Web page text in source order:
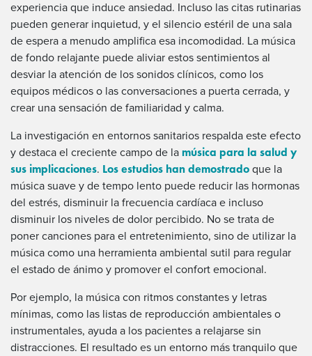
experiencia que induce ansiedad. Incluso las citas rutinarias
pueden generar inquietud, y el silencio estéril de una sala
de espera a menudo amplifica esa incomodidad. La música
de fondo relajante puede aliviar estos sentimientos al
desviar la atención de los sonidos clínicos, como los
equipos médicos o las conversaciones a puerta cerrada, y
crear una sensación de familiaridad y calma.
La investigación en entornos sanitarios respalda este efecto
y destaca el creciente campo de la música para la salud y
sus implicaciones. Los estudios han demostrado que la
música suave y de tempo lento puede reducir las hormonas
del estrés, disminuir la frecuencia cardíaca e incluso
disminuir los niveles de dolor percibido. No se trata de
poner canciones para el entretenimiento, sino de utilizar la
música como una herramienta ambiental sutil para regular
el estado de ánimo y promover el confort emocional.
Por ejemplo, la música con ritmos constantes y letras
mínimas, como las listas de reproducción ambientales o
instrumentales, ayuda a los pacientes a relajarse sin
distracciones. El resultado es un entorno más tranquilo que